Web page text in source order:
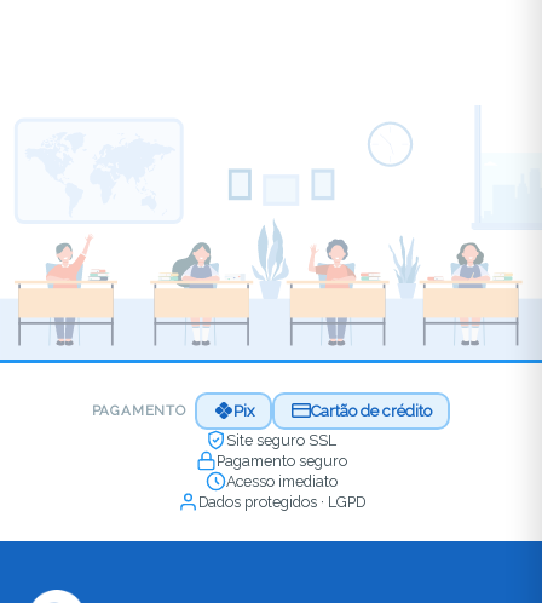
PAGAMENTO Pix
Cartão de crédito
Site seguro SSL
Pagamento seguro
Acesso imediato
Dados protegidos · LGPD